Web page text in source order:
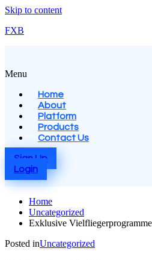
Skip to content
FXB
Menu
Home
About
Platform
Products
Contact Us
Sign Up
Login
Home
Uncategorized
Exklusive
Posted inUncategorized